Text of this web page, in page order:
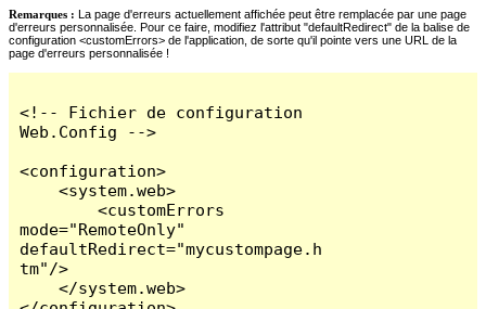
Remarques : La page d'erreurs actuellement affichée peut être remplacée par une page
d'erreurs personnalisée. Pour ce faire, modifiez l'attribut "defaultRedirect" de la balise de
configuration <customErrors> de l'application, de sorte qu'il pointe vers une URL de la
page d'erreurs personnalisée !
<!-- Fichier de configuration
Web.Config -->
<configuration>
    <system.web>
        <customErrors
mode="RemoteOnly"
defaultRedirect="mycustompage.h
tm"/>
    </system.web>